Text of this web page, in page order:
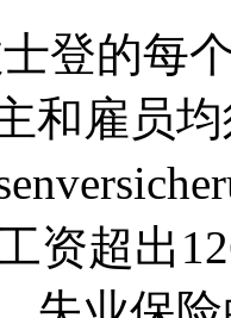
登的每
和雇员
资超出